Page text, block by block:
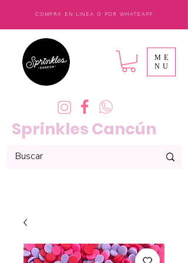
COMPRA EN LINEA O POR WHATSAPP
Sprinkles Cancún
ME
NU